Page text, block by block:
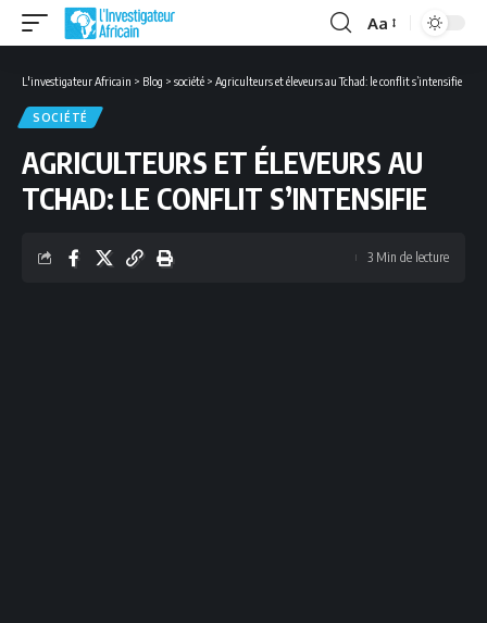
Font
Aa
L'investigateur Africain > Blog > société > Agriculteurs et éleveurs au Tchad: le conflit s’intensifie
SOCIÉTÉ
AGRICULTEURS ET ÉLEVEURS AU
TCHAD: LE CONFLIT S’INTENSIFIE
3 Min de lecture